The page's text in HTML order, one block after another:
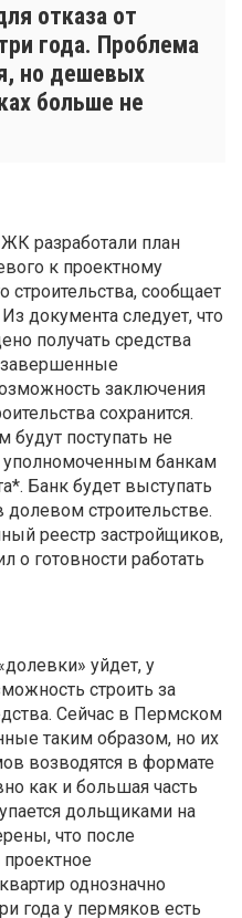
отказа от
года. Проблема
но дешевых
больше не
разработали план
к проектному
сообщает
документа следует, что
получать средства
заключения
сохранится.
поступать не
банкам
Банк будет выступать
долевом строительстве.
реестр застройщиков,
о готовности работать
уйдет, у
строить за
Сейчас в Пермском
таким образом, но их
возводятся в формате
как и большая часть
дольщиками на
что после
проектное
однозначно
года у пермяков есть